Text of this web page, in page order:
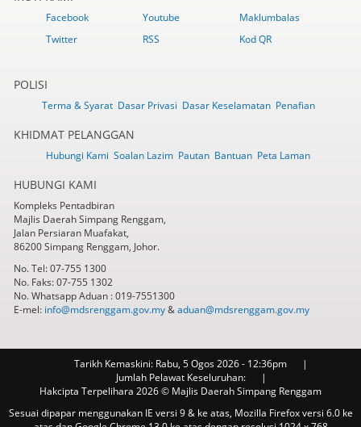
Facebook Youtube
Maklumbalas
Twitter
RSS Kod QR
POLISI
Terma & Syarat Dasar Privasi Dasar Keselamatan Penafian
KHIDMAT PELANGGAN
Hubungi Kami Soalan Lazim Pautan Bantuan Peta Laman
HUBUNGI KAMI
Kompleks Pentadbiran
Majlis Daerah Simpang Renggam,
Jalan Persiaran Muafakat,
86200 Simpang Renggam, Johor.
No. Tel: 07-755 1300
No. Faks: 07-755 1302
No. Whatsapp Aduan : 019-7551300
E-mel: info@mdsrenggam.gov.my&aduan@mdsrenggam.gov.my
Tarikh Kemaskini: Rabu, 5 Ogos 2026 - 12:36pm
Jumlah Pelawat Keseluruhan:
Hakcipta Terpelihara 2026 © Majlis Daerah Simpang Renggam
Sesuai dipapar menggunakan IE versi 9 & ke atas, Mozilla Firefox versi 6.0 ke